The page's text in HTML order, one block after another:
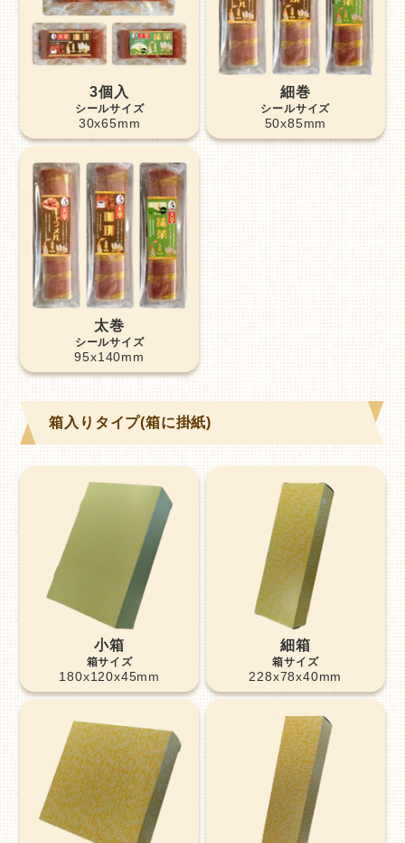
3個入
30x65mm
細巻
50x85mm
太巻
95x140mm
箱入りタイプ(箱に掛紙)
小箱
180x120x45mm
細箱
228x78x40mm